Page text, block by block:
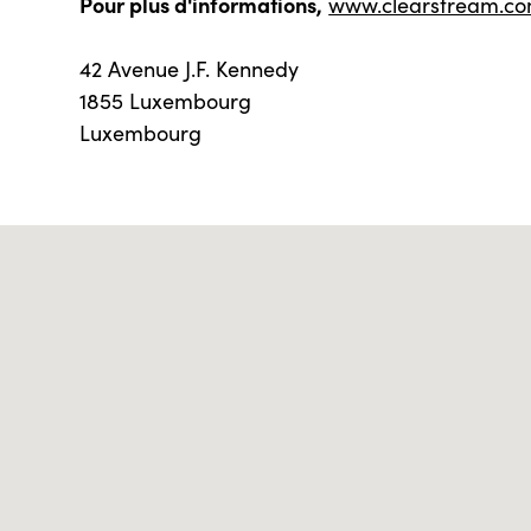
42 Avenue J.F. Kennedy
1855 Luxembourg
Luxembourg